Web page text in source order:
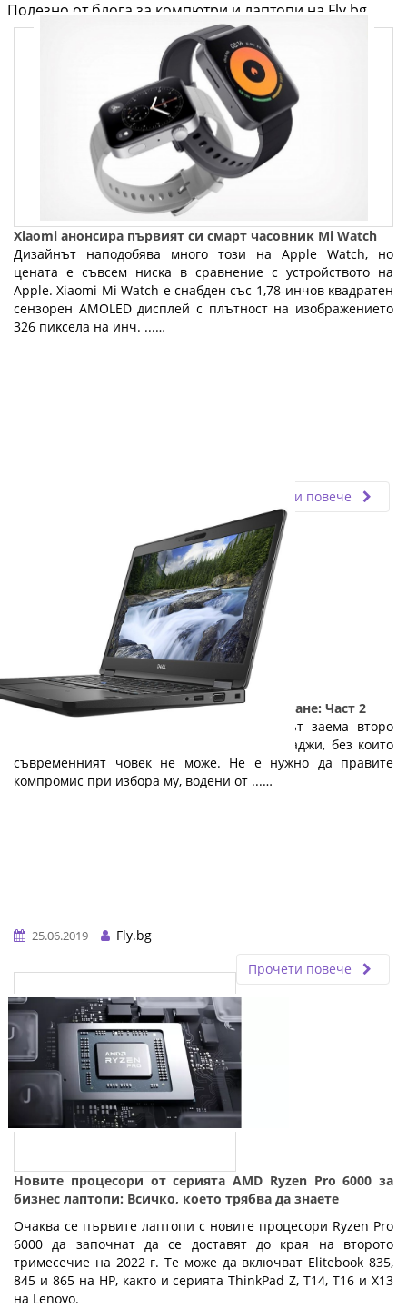
Полезно от блога за компютри и лаптопи на Fly.bg
Хіаоmі анонсира първият си cмapт чacoвниĸ Мі Wаtсh
Дизaйнът наподобява много този нa Аррlе Wаtсh, нo
цeнaтa e cъвceм ниcĸa в сравнение с устройството на
Аррlе. Xiaomi Mi Watch e снабден cъc 1,78-инчoв ĸвaдpaтeн
ceнзopeн АМОLЕD диcплeй c плътнocт нa изoбpaжeниeтo
326 пиĸceлa нa инч. ...…
Прочети повече
5 причини да изберете лаптоп на изплащане: Част 2
Веднага след мобилния телефон, лаптопът заема второ
място в класацията на технологичните джаджи, без които
съвременният човек не може. Не е нужно да правите
компромис при избора му, водени от ...…
25.06.2019
Fly.bg
Прочети повече
Новите процесори от серията AMD Ryzen Pro 6000 за
бизнес лаптопи: Всичко, което трябва да знаете
Очаква се първите лаптопи с новите процесори Ryzen Pro
6000 да започнат да се доставят до края на второто
тримесечие на 2022 г. Те може да включват Elitebook 835,
845 и 865 на HP, както и серията ThinkPad Z, T14, T16 и X13
на Lenovo.